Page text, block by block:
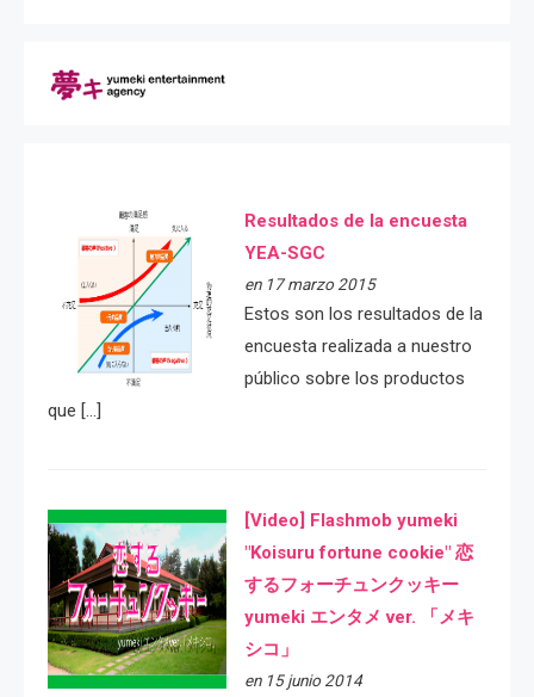
Resultados de la encuesta
YEA-SGC
en 17 marzo 2015
Estos son los resultados de la
encuesta realizada a nuestro
público sobre los productos
que […]
[Video] Flashmob yumeki
"Koisuru fortune cookie" 恋
するフォーチュンクッキー
yumeki エンタメ ver. 「メキ
シコ」
en 15 junio 2014